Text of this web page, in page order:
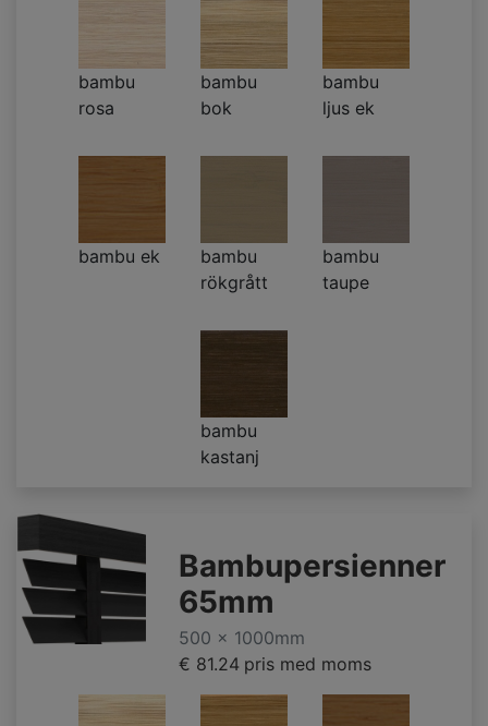
bambu
rosa
bambu
bok
bambu
ljus ek
bambu ek
bambu
rökgrått
bambu
taupe
bambu
kastanj
Bambupersienner
65mm
500 x 1000mm
€ 81.24 pris med moms